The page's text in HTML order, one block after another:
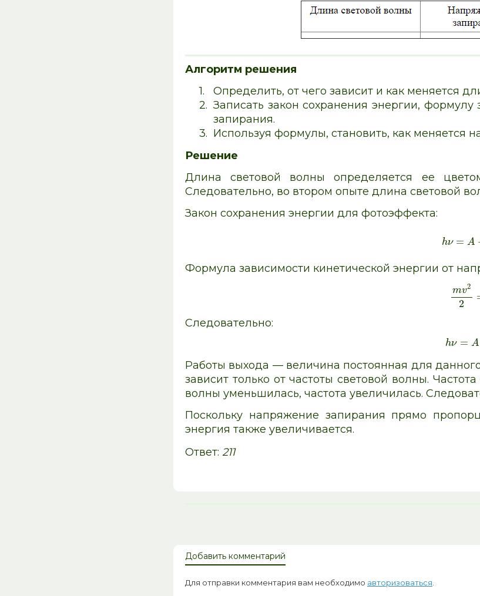
Алгоритм решения
1.
Определить, от чего зависит и как меняется
2. Записать закон сохранения энергии,
запирания.
3. Используя формулы, становить, как меняется
Решение
Длина световой волны определяется ее
Следовательно, во втором опыте длина световой
Закон сохранения энергии для фотоэффекта:
hν = A
Формула зависимости кинетической энергии от
mv2
2
Следовательно:
hν = A
Работы выхода — величина постоянная для
зависит только от частоты световой волны.
волны уменьшилась, частота увеличилась.
Поскольку напряжение запирания прямо
энергия также увеличивается.
Ответ:211
Добавить комментарий
Для отправки комментария вам необходимо авторизоваться